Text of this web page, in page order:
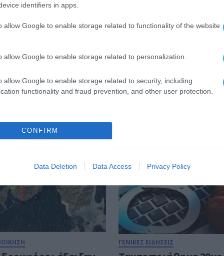
identifiers in apps.
allow Google to enable storage related to functionality of the website
allow Google to enable storage related to personalization.
allow Google to enable storage related to security, including
functionality and fraud prevention, and other user protection.
CONFIRM
Data Deletion Data Access Privacy Policy
στη Διεύθυνση Εγκληματολογικών
οδηγείται στην αρμόδια εισαγγελική Αρχή.
ΑΣΤΥΝΟΜΙΑ
ΓΕΝΙΚΕΣ ΕΙΔΗΣΕΙΣ